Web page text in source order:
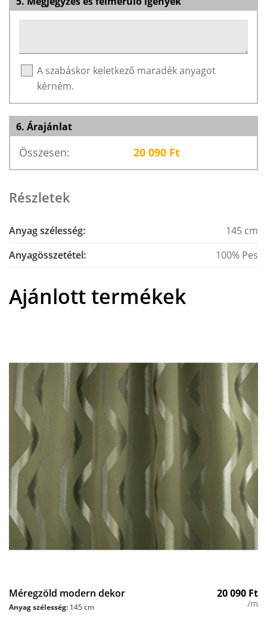
A szabáskor keletkező maradék anyagot
kérném.
6. Árajánlat
Összesen: 20 090 Ft
Részletek
Anyag szélesség:
145 cm
Anyagösszetétel:
100% Pes
Ajánlott termékek
Méregzöld modern dekor 20 090 Ft
/m
Anyag szélesség: 145 cm